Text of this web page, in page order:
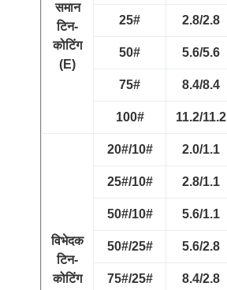
समान
टिन-
कोटिंग
(E)
25# 2.8/2.8
50# 5.6/5.6
75# 8.4/8.4
100# 11.2/11.2
विभेदक
टिन-
कोटिंग
20#/10# 2.0/1.1
25#/10# 2.8/1.1
50#/10# 5.6/1.1
50#/25# 5.6/2.8
75#/25# 8.4/2.8